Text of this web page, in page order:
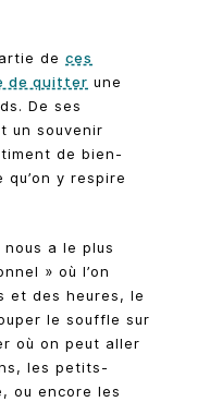
de ces
de quitter une
De ses
un souvenir
de bien-
y respire
a le plus
» où l’on
et des heures, le
le souffle sur
où on peut aller
les petits-
ou encore les